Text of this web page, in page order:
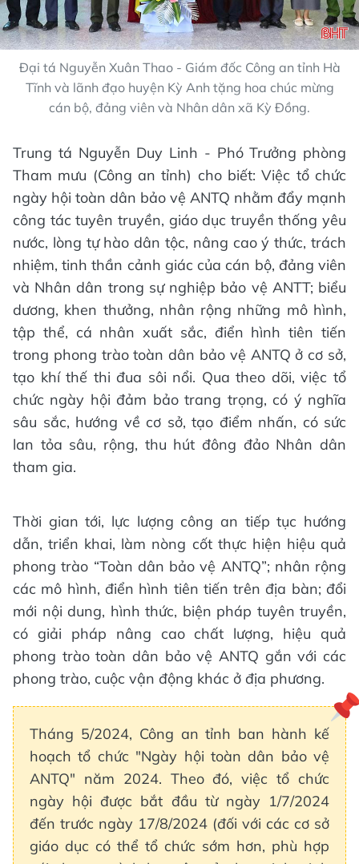
Đại tá Nguyễn Xuân Thao - Giám đốc Công an tỉnh Hà
Tĩnh và lãnh đạo huyện Kỳ Anh tặng hoa chúc mừng
cán bộ, đảng viên và Nhân dân xã Kỳ Đồng.
Trung tá Nguyễn Duy Linh - Phó Trưởng phòng
Tham mưu (Công an tỉnh) cho biết: Việc tổ chức
ngày hội toàn dân bảo vệ ANTQ nhằm đẩy mạnh
công tác tuyên truyền, giáo dục truyền thống yêu
nước, lòng tự hào dân tộc, nâng cao ý thức, trách
nhiệm, tinh thần cảnh giác của cán bộ, đảng viên
và Nhân dân trong sự nghiệp bảo vệ ANTT; biểu
dương, khen thưởng, nhân rộng những mô hình,
tập thể, cá nhân xuất sắc, điển hình tiên tiến
trong phong trào toàn dân bảo vệ ANTQ ở cơ sở,
tạo khí thế thi đua sôi nổi. Qua theo dõi, việc tổ
chức ngày hội đảm bảo trang trọng, có ý nghĩa
sâu sắc, hướng về cơ sở, tạo điểm nhấn, có sức
lan tỏa sâu, rộng, thu hút đông đảo Nhân dân
tham gia.
Thời gian tới, lực lượng công an tiếp tục hướng
dẫn, triển khai, làm nòng cốt thực hiện hiệu quả
phong trào “Toàn dân bảo vệ ANTQ”; nhân rộng
các mô hình, điển hình tiên tiến trên địa bàn; đổi
mới nội dung, hình thức, biện pháp tuyên truyền,
có giải pháp nâng cao chất lượng, hiệu quả
phong trào toàn dân bảo vệ ANTQ gắn với các
phong trào, cuộc vận động khác ở địa phương.
Tháng 5/2024, Công an tỉnh ban hành kế
hoạch tổ chức "Ngày hội toàn dân bảo vệ
ANTQ" năm 2024. Theo đó, việc tổ chức
ngày hội được bắt đầu từ ngày 1/7/2024
đến trước ngày 17/8/2024 (đối với các cơ sở
giáo dục có thể tổ chức sớm hơn, phù hợp